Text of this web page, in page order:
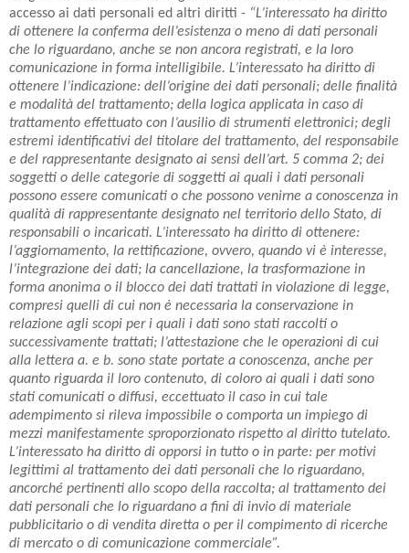
accesso ai dati personali ed altri diritti - “L’interessato ha diritto
di ottenere la conferma dell’esistenza o meno di dati personali
che lo riguardano, anche se non ancora registrati, e la loro
comunicazione in forma intelligibile. L’interessato ha diritto di
ottenere l’indicazione: dell’origine dei dati personali; delle finalità
e modalità del trattamento; della logica applicata in caso di
trattamento effettuato con l’ausilio di strumenti elettronici; degli
estremi identificativi del titolare del trattamento, del responsabile
e del rappresentante designato ai sensi dell’art. 5 comma 2; dei
soggetti o delle categorie di soggetti ai quali i dati personali
possono essere comunicati o che possono venirne a conoscenza in
qualità di rappresentante designato nel territorio dello Stato, di
responsabili o incaricati. L’interessato ha diritto di ottenere:
l’aggiornamento, la rettificazione, ovvero, quando vi è interesse,
l’integrazione dei dati; la cancellazione, la trasformazione in
forma anonima o il blocco dei dati trattati in violazione di legge,
compresi quelli di cui non è necessaria la conservazione in
relazione agli scopi per i quali i dati sono stati raccolti o
successivamente trattati; l’attestazione che le operazioni di cui
alla lettera a. e b. sono state portate a conoscenza, anche per
quanto riguarda il loro contenuto, di coloro ai quali i dati sono
stati comunicati o diffusi, eccettuato il caso in cui tale
adempimento si rileva impossibile o comporta un impiego di
mezzi manifestamente sproporzionato rispetto al diritto tutelato.
L’interessato ha diritto di opporsi in tutto o in parte: per motivi
legittimi al trattamento dei dati personali che lo riguardano,
ancorché pertinenti allo scopo della raccolta; al trattamento dei
dati personali che lo riguardano a fini di invio di materiale
pubblicitario o di vendita diretta o per il compimento di ricerche
di mercato o di comunicazione commerciale”.